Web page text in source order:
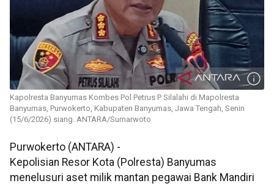
Kapolresta Banyumas Kombes Pol Petrus P Silalahi di Mapolresta
Banyumas, Purwokerto, Kabupaten Banyumas, Jawa Tengah, Senin
(15/6/2026) siang. ANTARA/Sumarwoto
Purwokerto (ANTARA) -
Kepolisian Resor Kota (Polresta) Banyumas
menelusuri aset milik mantan pegawai Bank Mandiri